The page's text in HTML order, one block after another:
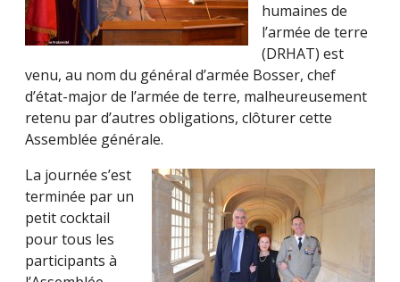
humaines de
l’armée de terre
(DRHAT) est
venu, au nom du général d’armée Bosser, chef
d’état-major de l’armée de terre, malheureusement
retenu par d’autres obligations, clôturer cette
Assemblée générale.
La journée s’est
terminée par un
petit cocktail
pour tous les
participants à